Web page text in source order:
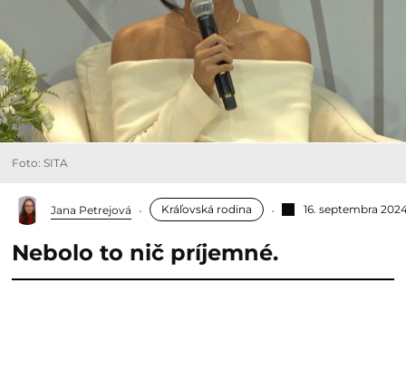
Foto: SITA
Jana Petrejová Kráľovská rodina 16. septembra
Nebolo to nič príjemné.